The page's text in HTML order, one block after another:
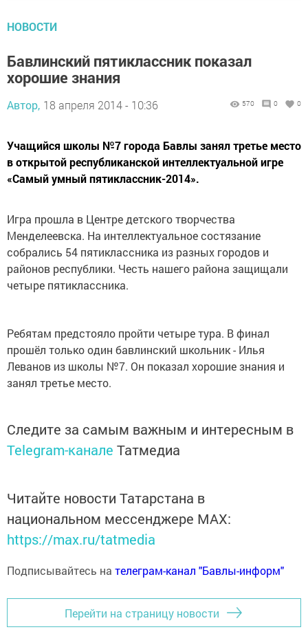
НОВОСТИ
Бавлинский пятиклассник показал
хорошие знания
Автор, 18 апреля 2014 - 10:36 570 0 0
Учащийся школы №7 города Бавлы занял третье место
в открытой республиканской интеллектуальной игре
«Самый умный пятиклассник-2014».
Игра прошла в Центре детского творчества
Менделеевска. На интеллектуальное состязание
собрались 54 пятиклассника из разных городов и
районов республики. Честь нашего района защищали
четыре пятиклассника.
Ребятам предстояло пройти четыре тура. В финал
прошёл только один бавлинский школьник - Илья
Леванов из школы №7. Он показал хорошие знания и
занял третье место.
Следите за самым важным и интересным в
Telegram-канале Татмедиа
Читайте новости Татарстана в
национальном мессенджере MАХ:
https://max.ru/tatmedia
Подписывайтесь на телеграм-канал "Бавлы-информ"
Перейти на страницу новости